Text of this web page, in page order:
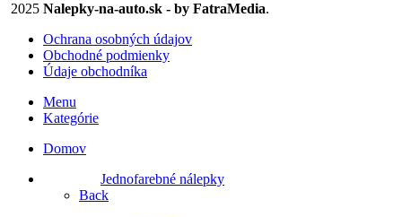
2025 Nalepky-na-auto.sk - by FatraMedia.
Ochrana osobných údajov
Obchodné podmienky
Údaje obchodníka
Menu
Kategórie
Domov
Jednofarebné nálepky
Back